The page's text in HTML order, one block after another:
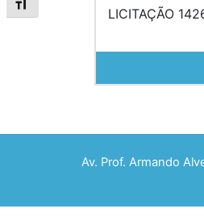
Alternar tamanho da fonte
LICITAÇÃO
Av. Prof. Armando